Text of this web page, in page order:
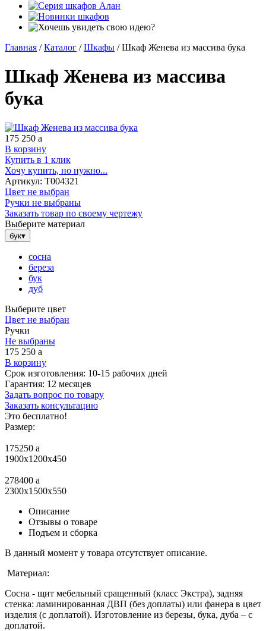
Главная / Каталог / Шкафы / Шкаф Женева из массива бука
Шкаф Женева из массива
бука
175 250 a
В корзину
Купить в 1 клик
Хочу купить, но нужно...
Артикул: Т004321
Цвет не выбран
Ручки не выбраны
Заказать товар по своему чертежу
Выберите материал
бук▾
сосна
береза
бук
дуб
Выберите цвет
Цвет не выбран
Ручки
Не выбраны
175 250 a
В корзину
Срок изготовления: 10-15 рабочих дней
Гарантия: 12 месяцев
Задать вопрос по товару
Заказать консультацию
Это бесплатно!
Размер:
175250 a
1900х1200х450
278400 a
2300x1500x550
Описание
Отзывы о товаре
Подъем и сборка
В данный момент у товара отсутствует описание.
Материал:
Сосна - щит мебельный сращенный (класс Экстра), задняя
стенка: ламинированная ДВП (без доплаты) или фанера в цвет
изделия (с доплатой). Изготовление из березы, бука, дуба – с
доплатой.